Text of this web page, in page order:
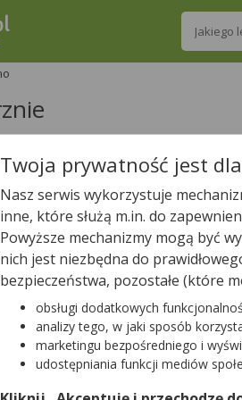
Wpisz
Sprawdź, które apteki
Wpisz nazwę
W Jaworznie
Tylko otwarte
Twoja prywatność jest
Nasz serwis wykorzystuje
inne, które służą m.in. do
Powyższe mechanizmy mogą być
nich jest niezbędna do
bezpieczeństwa, pozostałe (które
obsługi dodatkowych
analizy tego, w jaki sposób
marketingu bezpośredniego i
udostępniania funkcji mediów